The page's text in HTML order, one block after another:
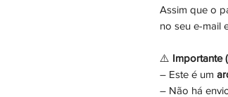
Assim que o
no seu e-mail
⚠️ Importante
– Este é um
– Não há